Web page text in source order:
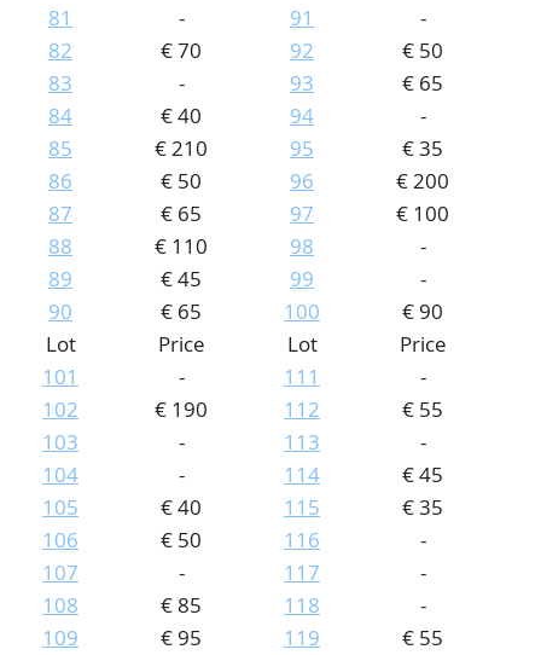
81
-
82
€ 70
83
-
84
€ 40
85
€ 210
86
€ 50
87
€ 65
88
€ 110
89
€ 45
90
€ 65
91
-
92
€ 50
93
€ 65
94
-
95
€ 35
96
€ 200
97
€ 100
98
-
99
-
100
€ 90
Lot
Price
101
-
102
€ 190
103
-
104
-
105
€ 40
106
€ 50
107
-
108
€ 85
109
€ 95
Lot
Price
111
-
112
€ 55
113
-
114
€ 45
115
€ 35
116
-
117
-
118
-
119
€ 55